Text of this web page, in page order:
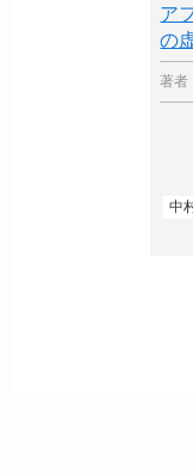
ア
の
著者
中